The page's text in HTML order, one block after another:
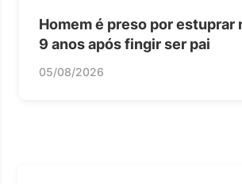
Homem é preso por estuprar
9 anos após fingir ser pai
05/08/2026